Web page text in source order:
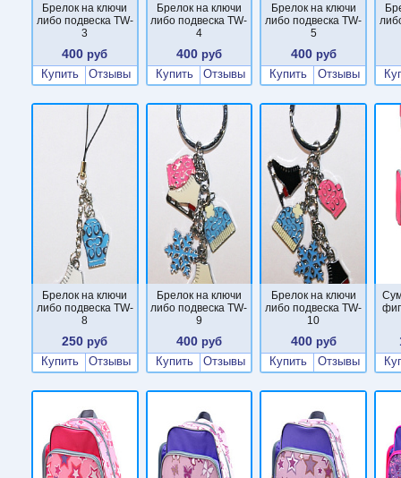
Брелок на ключи
либо подвеска TW-
3
400 руб
Купить
Отзывы
Брелок на ключи
либо подвеска TW-
4
400 руб
Купить
Отзывы
Брелок на ключи
либо подвеска TW-
5
400руб
Купить
Отзывы
Брелок на ключи
либо подвеска TW-
8
250 руб
Купить
Отзывы
Брелок на ключи
либо подвеска TW-
9
400 руб
Купить
Отзывы
Брелок на ключи
либо подвеска TW-
10
400руб
Купить
Отзывы